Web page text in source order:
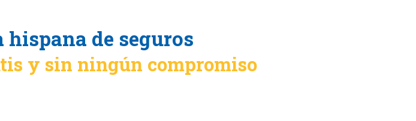
hispana de seguros
y sin ningún compromiso